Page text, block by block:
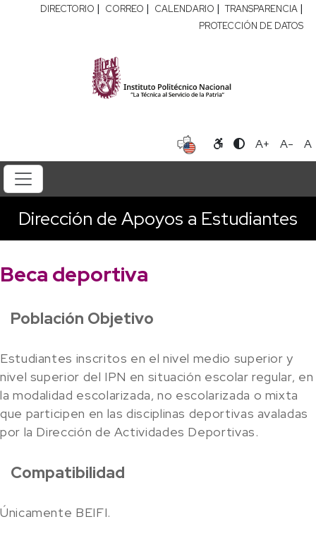
DIRECTORIO | CORREO | CALENDARIO | TRANSPARENCIA |
PROTECCIÓN DE DATOS
A+ A- A
Dirección de Apoyos a Estudiantes
Beca deportiva
Población Objetivo
Estudiantes inscritos en el nivel medio superior y
nivel superior del IPN en situación escolar regular, en
la modalidad escolarizada, no escolarizada o mixta
que participen en las disciplinas deportivas avaladas
por la Dirección de Actividades Deportivas.
Compatibilidad
Únicamente BEIFI.